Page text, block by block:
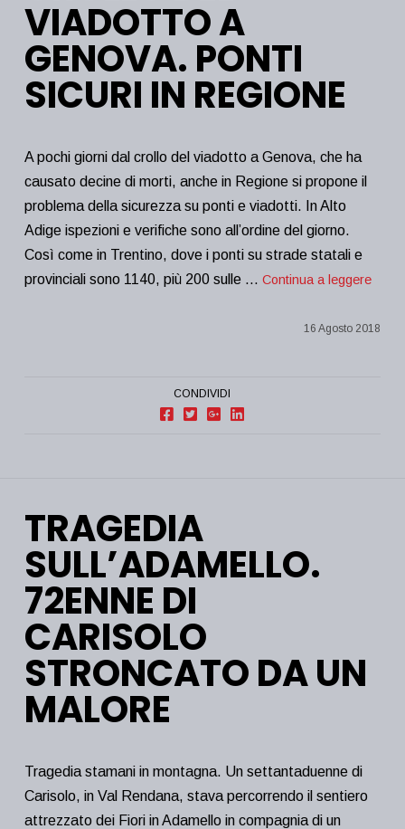
VIADOTTO A
GENOVA. PONTI
SICURI IN REGIONE
A pochi giorni dal crollo del viadotto a Genova, che ha
causato decine di morti, anche in Regione si propone il
problema della sicurezza su ponti e viadotti. In Alto
Adige ispezioni e verifiche sono all’ordine del giorno.
Così come in Trentino, dove i ponti su strade statali e
provinciali sono 1140, più 200 sulle … Continua a leggere
16 Agosto 2018
CONDIVIDI
TRAGEDIA
SULL’ADAMELLO.
72ENNE DI
CARISOLO
STRONCATO DA UN
MALORE
Tragedia stamani in montagna. Un settantaduenne di
Carisolo, in Val Rendana, stava percorrendo il sentiero
attrezzato dei Fiori in Adamello in compagnia di un